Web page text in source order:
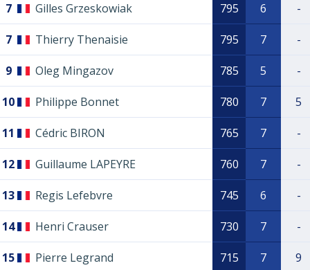
7 Gilles Grzeskowiak 795 6 -
7 Thierry Thenaisie 795 7 -
9 Oleg Mingazov 785 5 -
10 Philippe Bonnet 780 7 5
11 Cédric BIRON 765 7 -
12 Guillaume LAPEYRE 760 7 -
13 Regis Lefebvre 745 6 -
14 Henri Crauser 730 7 -
15 Pierre Legrand 715 7 9